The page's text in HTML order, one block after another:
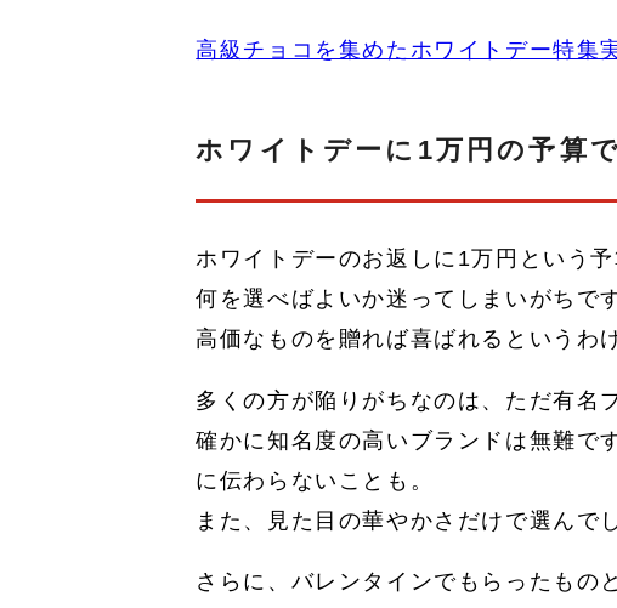
高級チョコを集めたホワイトデー特集
ホワイトデーに1万円の予算
ホワイトデーのお返しに1万円という
何を選べばよいか迷ってしまいがちで
高価なものを贈れば喜ばれるというわ
多くの方が陥りがちなのは、ただ有名
確かに知名度の高いブランドは無難で
に伝わらないことも。
また、見た目の華やかさだけで選んで
さらに、バレンタインでもらったもの